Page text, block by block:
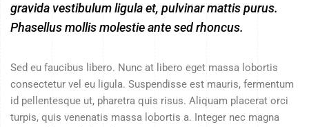
gravida vestibulum ligula et, pulvinar mattis purus.
Phasellus mollis molestie ante sed rhoncus.
Sed eu faucibus libero. Nunc at libero eget massa lobortis
consectetur vel eu ligula. Suspendisse est mauris, fermentum
id pellentesque ut, pharetra quis risus. Aliquam placerat orci
turpis, quis venenatis massa lobortis a. Integer nec magna